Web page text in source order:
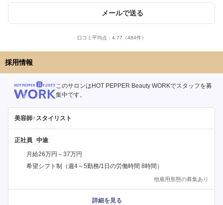
メールで送る
口コミ平均点： 4.77 （484件）
採用情報
このサロンはHOT PEPPER Beauty WORKでスタッフを募
集中です。
美容師×スタイリスト
正社員
月給26万円～37万円
希望シフト制（週4～5勤務/1日の労働時間 8時間）
他雇用形態の募集あり
詳細を見る